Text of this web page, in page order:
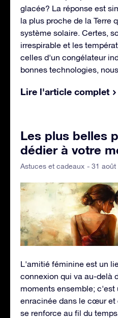
glacée? La réponse est
la plus proche de la Terre
système solaire. Certes,
irrespirable et les
celles d'un congélateur
bonnes technologies,
Lire l'article complet
Les plus belles
dédier à votre
Astuces et cadeaux - 31 août
L'amitié féminine est un
connexion qui va au-delà
moments ensemble; c'est
enracinée dans le cœur et
se renforce au fil du